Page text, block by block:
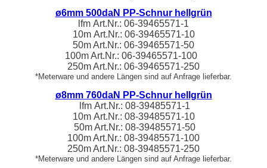
ø6mm 500daN PP-Schnur hellgrün
lfm Art.Nr.: 06-39465571-1
10m Art.Nr.: 06-39465571-10
50m Art.Nr.: 06-39465571-50
100m Art.Nr.: 06-39465571-100
250m Art.Nr.: 06-39465571-250
*Meterware und andere Längen sind auf Anfrage lieferbar.
ø8mm 760daN PP-Schnur hellgrün
lfm Art.Nr.: 08-39485571-1
10m Art.Nr.: 08-39485571-10
50m Art.Nr.: 08-39485571-50
100m Art.Nr.: 08-39485571-100
250m Art.Nr.: 08-39485571-250
*Meterware und andere Längen sind auf Anfrage lieferbar.